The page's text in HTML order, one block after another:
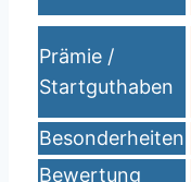
Prämie /
Startguthaben
Besonderheiten
Bewertung